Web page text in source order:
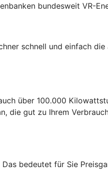
bundesweit VR-
schnell und einfach
über 100.000
die gut zu Ihrem
bedeutet für Sie